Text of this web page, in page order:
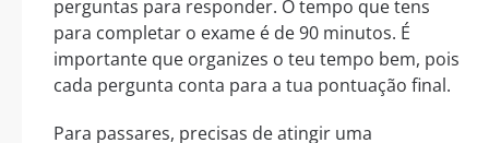
perguntas para responder. O tempo que tens
para completar o exame é de 90 minutos. É
importante que organizes o teu tempo bem, pois
cada pergunta conta para a tua pontuação final.
Para passares, precisas de atingir uma